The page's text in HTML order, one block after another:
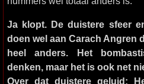
Ja klopt. De duistere sfeer
doen wel aan Carach Angren
heel anders. Het
denken, maar het is ook net
Over dat duistere geluid: